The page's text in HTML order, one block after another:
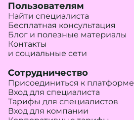
Пользователям
Найти специалиста
Бесплатная консультация
Блог и полезные материалы
Контакты
и социальные сети
Сотрудничество
Присоединиться к платформе
Вход для специалиста
Тарифы для специалистов
Вход для компании